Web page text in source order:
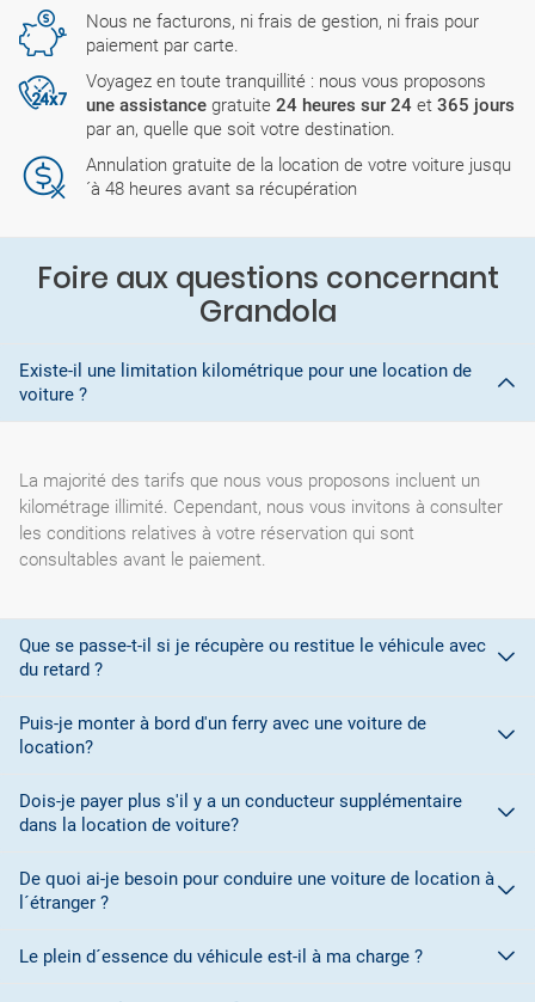
Nous ne facturons, ni frais de gestion, ni frais pour
paiement par carte.
Voyagez en toute tranquillité : nous vous proposons
une assistance gratuite 24 heures sur 24 et 365 jours
par an, quelle que soit votre destination.
Annulation gratuite de la location de votre voiture jusqu
´à 48 heures avant sa récupération
Foire aux questions concernant
Grandola
Existe-il une limitation kilométrique pour une location de
voiture ?
La majorité des tarifs que nous vous proposons incluent un
kilométrage illimité. Cependant, nous vous invitons à consulter
les conditions relatives à votre réservation qui sont
consultables avant le paiement.
Que se passe-t-il si je récupère ou restitue le véhicule avec
du retard ?
Lors de la réservation, vous avez sélectionné des plages
vous vous rendez compte que vous ne pourrez pas vous
présenter au bureau de prise en charge/restitution, vous devez
En cas de restitution au-delà de l' horaire prévue, l' agence de
location a le droit de vous facturer un jour supplémentaire.
Puis-je monter à bord d'un ferry avec une voiture de
location?
La plupart des sociétés de location de voitures ne vous
autorisent pas à monter à bord d'un ferry pour embarquer votre
d'assurance à bord du navire. Consultez les conditions de la
société de location pour plus de détails.
Dois-je payer plus s'il y a un conducteur supplémentaire
dans la location de voiture?
Oui. Pour chaque conducteur supplémentaire, un supplément
doit être payé à destination, sauf si une promotion est signalée
De quoi ai-je besoin pour conduire une voiture de location à
l´étranger ?
Le plein d´essence du véhicule est-il à ma charge ?